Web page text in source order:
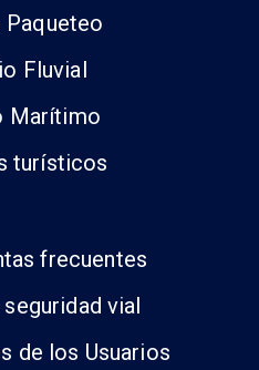
Fluvial
Marítimo
turísticos
frecuentes
vial
de los Usuarios